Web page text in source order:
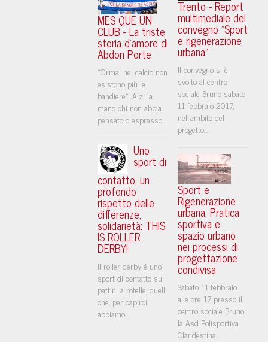
MES QUE UN
CLUB - La triste
storia d'amore di
Abdon Porte
«Ormai nel calcio non
esistono più le
bandiere». Alzi la
mano chi non abbia
pensato o espresso...
Uno
sport di
contatto, un
profondo
rispetto delle
differenze,
solidarietà: THIS
IS ROLLER
DERBY!
Il roller derby é uno
sport di contatto su
pattini a rotelle; quelli
che, per capirci,
abbiamo...
Trento - Report
multimediale del
convegno "Sport
e rigenerazione
urbana"
Il convegno si è
svolto al centro
sociale Bruno sabato
11 febbraio 2017,
nell'ambito del
progetto...
Sport e
Rigenerazione
urbana. Pratica
sportiva e
spazio urbano
nei processi di
progettazione
condivisa
Sabato 11 febbraio
alle ore 17 presso il
centro sociale Bruno,
la Asd Polisportiva
Clandestina...